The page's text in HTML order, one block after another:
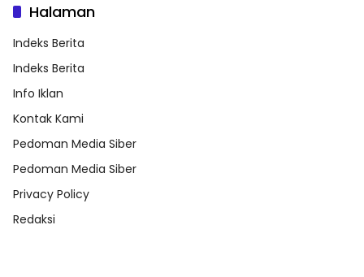
Halaman
Indeks Berita
Indeks Berita
Info Iklan
Kontak Kami
Pedoman Media Siber
Pedoman Media Siber
Privacy Policy
Redaksi